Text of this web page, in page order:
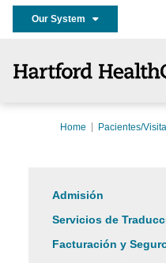
Our System
Home Pacientes/
Admisión
Servicios de
Facturación y